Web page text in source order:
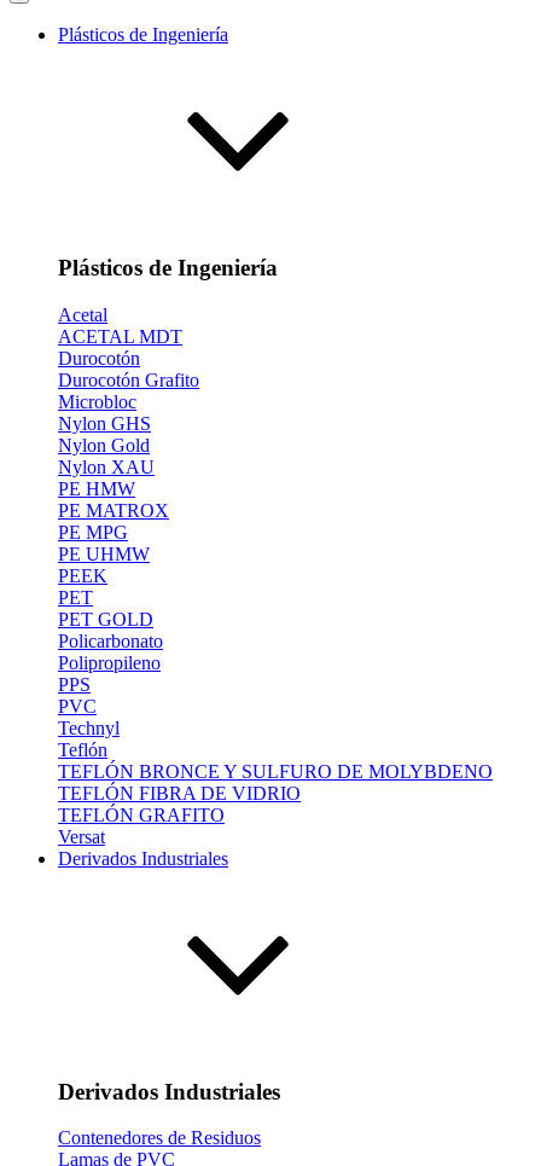
Plásticos de Ingeniería
Plásticos de Ingeniería
Acetal
ACETAL MDT
Durocotón
Durocotón Grafito
Microbloc
Nylon GHS
Nylon Gold
Nylon XAU
PE HMW
PE MATROX
PE MPG
PE UHMW
PEEK
PET
PET GOLD
Policarbonato
Polipropileno
PPS
PVC
Technyl
Teflón
TEFLÓN BRONCE Y SULFURO DE MOLYBDENO
TEFLÓN FIBRA DE VIDRIO
TEFLÓN GRAFITO
Versat
Derivados Industriales
Derivados Industriales
Contenedores de Residuos
Lamas de PVC